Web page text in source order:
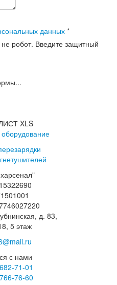
данных *
робот. Введите защитный
XLS
д. 83,
5 этаж
с нами
682-71-01
766-76-60